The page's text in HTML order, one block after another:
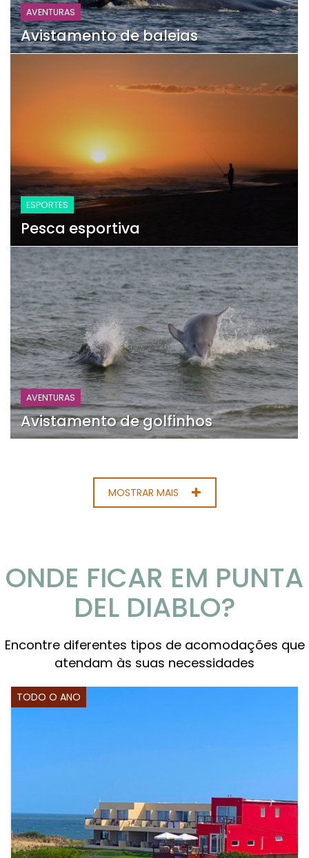
AVENTURAS
Avistamento de baleias
ESPORTES
Pesca esportiva
AVENTURAS
Avistamento de golfinhos
MOSTRAR MAIS
ONDE FICAR EM PUNTA
DEL DIABLO?
Encontre diferentes tipos de acomodações que
atendam às suas necessidades
TODO O ANO